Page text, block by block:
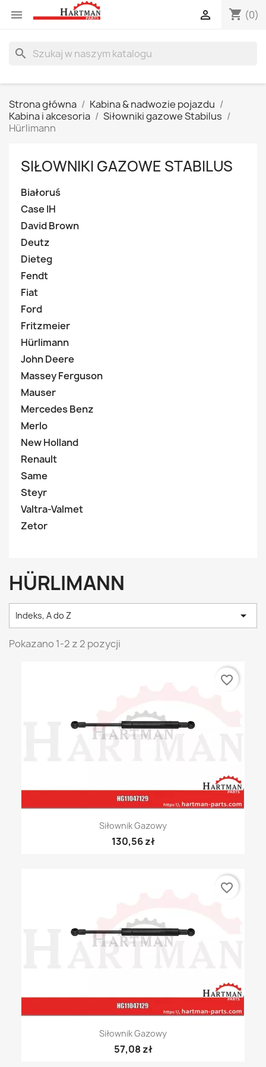
 shopping_cart (0)

search
Strona główna
Kabina & nadwozie pojazdu
Kabina i akcesoria
Siłowniki gazowe Stabilus
Hürlimann
SIŁOWNIKI GAZOWE STABILUS
Białoruś
Case IH
David Brown
Deutz
Dieteg
Fendt
Fiat
Ford
Fritzmeier
Hürlimann
John Deere
Massey Ferguson
Mauser
Mercedes Benz
Merlo
New Holland
Renault
Same
Steyr
Valtra-Valmet
Zetor
HÜRLIMANN
Indeks, A do Z 
Pokazano 1-2 z 2 pozycji
Siłownik Gazowy
130,56 zł
favorite_border
Siłownik Gazowy
57,08 zł
favorite_border